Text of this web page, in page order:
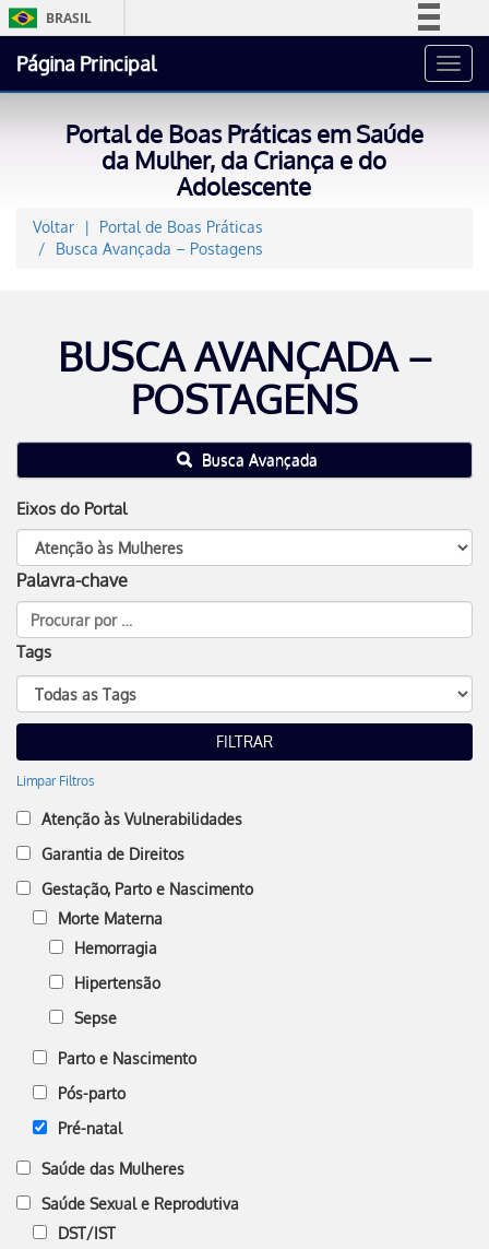
BRASIL
Acesso à informação
Página Principal
Portal de Boas Práticas em Saúde
da Mulher, da Criança e do
Adolescente
Voltar
Portal de Boas Práticas
Busca Avançada – Postagens
BUSCA AVANÇADA –
POSTAGENS
Busca Avançada
Eixos do Portal
Palavra-chave
Tags
Limpar Filtros
Atenção às Vulnerabilidades
Garantia de Direitos
Gestação, Parto e Nascimento
Morte Materna
Hemorragia
Hipertensão
Sepse
Parto e Nascimento
Pós-parto
Pré-natal
Saúde das Mulheres
Saúde Sexual e Reprodutiva
DST/IST